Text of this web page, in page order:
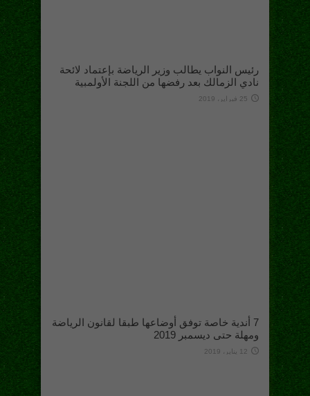
رئيس النواب يطالب وزير الرياضة بإعتماد لائحة
نادي الزمالك بعد رفضها من اللجنة الأولمبية
25 فبراير، 2019
7 أندية خاصة توفق أوضاعها طبقا لقانون الرياضة
ومهلة حتى ديسمبر 2019
12 يناير، 2019